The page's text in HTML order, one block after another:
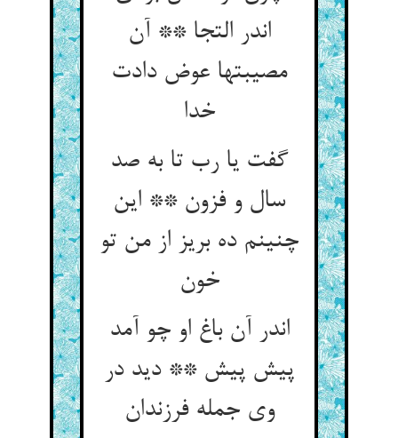
اندر التجا ** آن
مصیبتها عوض دادت
خدا
گفت یا رب تا به صد
سال و فزون ** این
چنینم ده بریز از من تو
خون
اندر آن باغ او چو آمد
پیش پیش ** دید در
وی جمله فرزندان